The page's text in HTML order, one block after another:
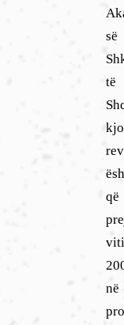
së
të
kjo
që
në